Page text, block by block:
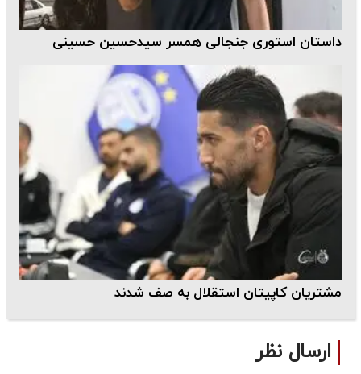
داستان استوری جنجالی همسر سیدحسین حسینی
مشتریان کاپیتان استقلال به صف شدند
ارسال نظر